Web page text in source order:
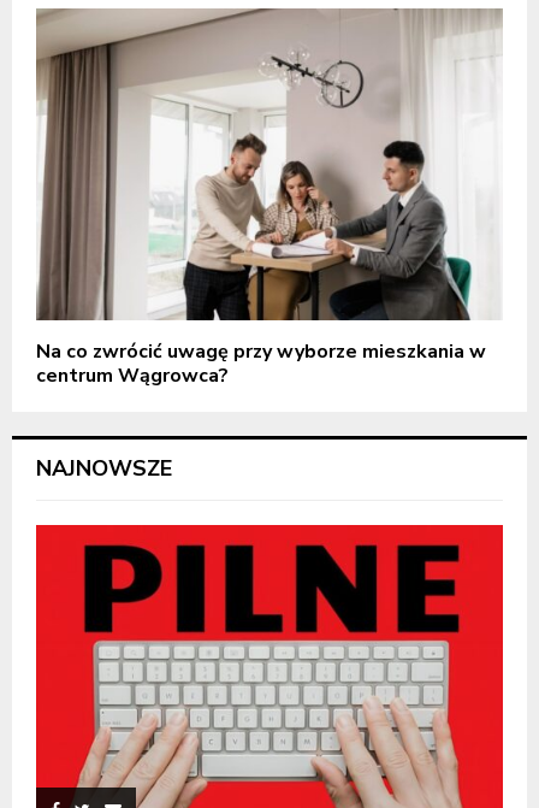
Na co zwrócić uwagę przy wyborze mieszkania w
centrum Wągrowca?
NAJNOWSZE